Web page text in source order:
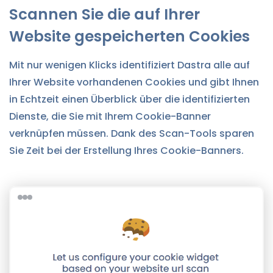
Scannen Sie die auf Ihrer
Website gespeicherten Cookies
Mit nur wenigen Klicks identifiziert Dastra alle auf
Ihrer Website vorhandenen Cookies und gibt Ihnen
in Echtzeit einen Überblick über die identifizierten
Dienste, die Sie mit Ihrem Cookie-Banner
verknüpfen müssen. Dank des Scan-Tools sparen
Sie Zeit bei der Erstellung Ihres Cookie-Banners.